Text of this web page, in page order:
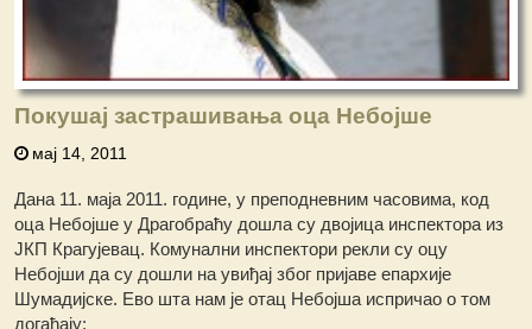
Покушај застрашивања оца Небојше
мај 14, 2011
Дана 11. маја 2011. године, у преподневним часовима, код
оца Небојше у Драгобраћу дошла су двојица инспектора из
ЈКП Крагујевац. Комунални инспектори рекли су оцу
Небојши да су дошли на увиђај због пријаве епархије
Шумадијске. Ево шта нам је отац Небојша испричао о том
догађају: